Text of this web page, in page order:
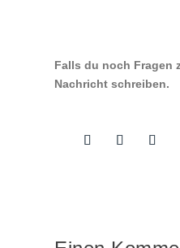
Falls du noch Fragen
Nachricht schreiben.